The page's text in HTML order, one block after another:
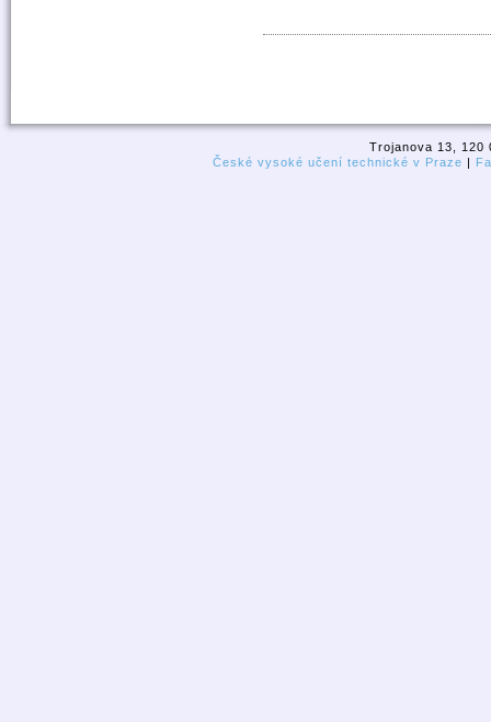
Trojanova 13, 120
České vysoké učení technické v Praze